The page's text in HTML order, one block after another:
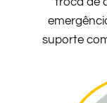
suporte